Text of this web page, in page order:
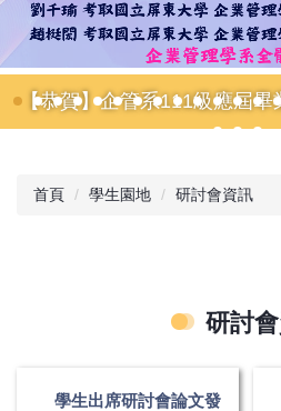
【恭賀】企管系111級應屆
首頁 學生園地 研討會資訊
研討
學生出席研討會論文發